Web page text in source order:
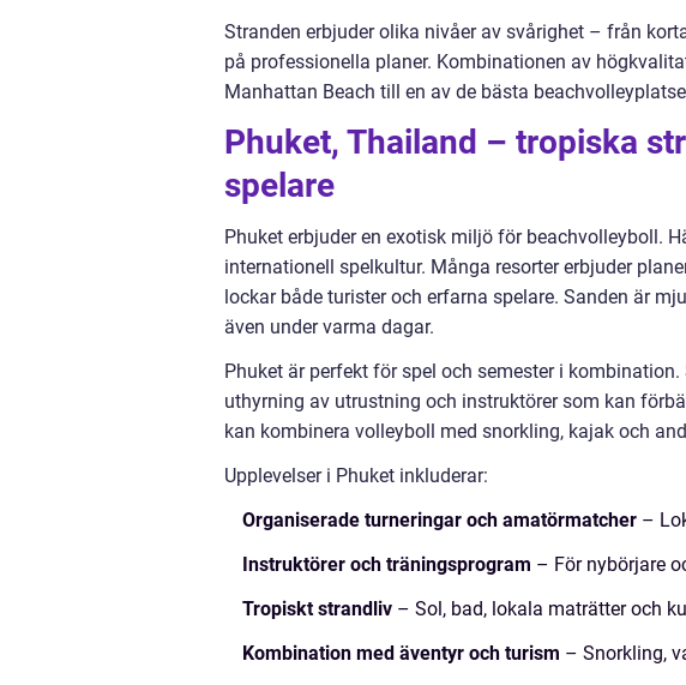
Stranden erbjuder olika nivåer av svårighet – från
på professionella planer. Kombinationen av
Manhattan Beach till en av de bästa
Phuket, Thailand – tropiska
spelare
Phuket erbjuder en exotisk miljö för beachvolleyboll.
internationell spelkultur. Många resorter erbjuder
lockar både turister och erfarna spelare. Sanden är
även under varma dagar.
Phuket är perfekt för spel och semester i
uthyrning av utrustning och instruktörer som kan
kan kombinera volleyboll med snorkling, kajak och
Upplevelser i Phuket inkluderar:
Organiserade turneringar och amatörmatcher –
Instruktörer och träningsprogram – För nybörjare
Tropiskt strandliv – Sol, bad, lokala maträtter och
Kombination med äventyr och turism – Snorkling,